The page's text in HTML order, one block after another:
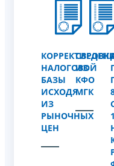
НАЛОГОВОЙ
БАЗЫ
ИСХОДЯ
ИЗ
РЫНОЧНЫХ
ЦЕН
ИЗ
КФО
МГК